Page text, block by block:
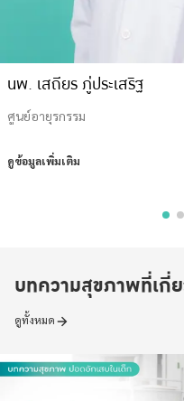
นพ. เสถียร ภู่ประเสริฐ
ศูนย์อายุรกรรม
ดูข้อมูลเพิ่มเติม
บทความสุขภาพที่เกี่
ดูทั้งหมด